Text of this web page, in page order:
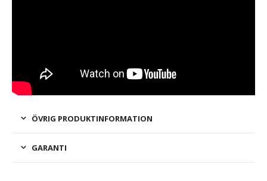
ÖVRIG PRODUKTINFORMATION
GARANTI